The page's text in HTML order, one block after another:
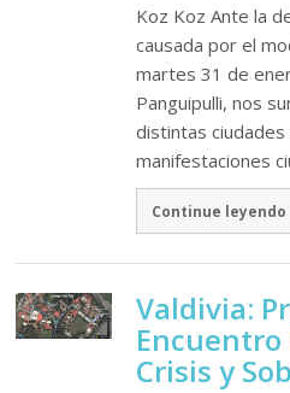
Koz Koz Ante la
causada por el
martes 31 de
Panguipulli, nos
distintas
manifestaciones
Continue leyendo
Valdivia:
Crisis y